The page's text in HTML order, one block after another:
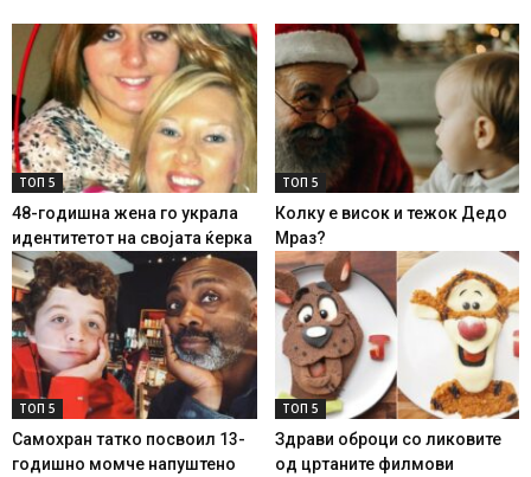
ТОП 5
48-годишна жена го украла
идентитетот на својата ќерка
ТОП 5
Колку е висок и тежок Дедо
Мраз?
ТОП 5
Самохран татко посвоил 13-
годишно момче напуштено
ТОП 5
Здрави оброци со ликовите
од цртаните филмови